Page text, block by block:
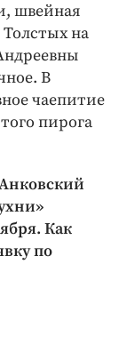
швейная
на
В
чаепитие
пирога
Как
по